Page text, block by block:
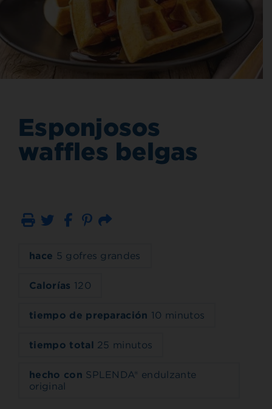
Esponjosos
waffles belgas
Imprimir Correo electrónico
hace 5 gofres grandes
Calorías 120
tiempo de preparación 10 minutos
tiempo total 25 minutos
hecho con SPLENDA® endulzante
original